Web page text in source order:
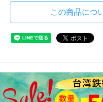
この商品につ